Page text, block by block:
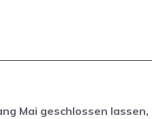
Mai geschlossen